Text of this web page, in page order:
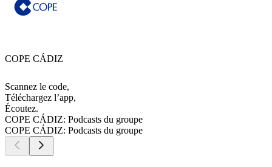
COPE CÁDIZ
Scannez le code,
Téléchargez l’app,
Écoutez.
COPE CÁDIZ: Podcasts du groupe
COPE CÁDIZ: Podcasts du groupe